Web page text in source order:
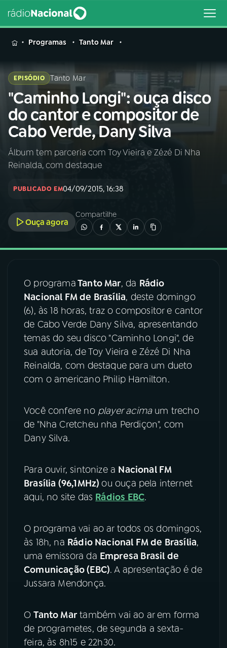
MENU
Buscar
na
Rádio
Nacional
Buscar
AO VIVO
INÍCIO
A RÁDIO
03PROGRAMAÇÃO
04PROGRAMAS
PODCASTS
06 VIDEOCASTS
FESTIVAL DE MÚSICA
YouTube Facebook
Instagram X
TikTok
Programas Tanto Mar
EPISÓDIO Tanto Mar
"Caminho Longi": ouça disco
do cantor e compositor de
Cabo Verde, Dany Silva
Álbum tem parceria com Toy Vieira e Zézé Di Nha
Reinalda, com destaque
PUBLICADO EM04/09/2015, 16:38
Ouça agora
Compartilhe
O programaTanto Mar, da Rádio
Nacional FM de Brasília, deste domingo
(6), às 18 horas, traz o compositor e cantor
de Cabo Verde Dany Silva, apresentando
temas do seu disco "Caminho Longi", de
sua autoria, de Toy Vieira e Zézé Di Nha
Reinalda, com destaque para um dueto
com o americano Philip Hamilton.
Você confere noplayer acima um trecho
de "Nha Cretcheu nha Perdiçon", com
Dany Silva.
Para ouvir, sintonize a Nacional FM
Brasília (96,1MHz)ou ouça pela internet
aqui, no site das Rádios EBC.
O programa vai ao ar todos os domingos,
às 18h, na Rádio Nacional FM de Brasília,
uma emissora da Empresa Brasil de
Comunicação (EBC). A apresentação é de
Jussara Mendonça.
OTanto Martambém vai ao ar em forma
de programetes, de segunda a sexta-
feira, às 8h15 e 22h30.